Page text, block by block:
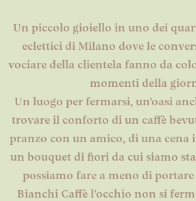
Un piccolo gioiello in uno dei
eclettici di Milano dove le
vociare della clientela fanno da
momenti della
Un luogo per fermarsi, un’oasi
trovare il conforto di un caffè
pranzo con un amico, di una cena
un bouquet di fiori da cui siamo
possiamo fare a meno di portare
Bianchi Caffè l’occhio non si